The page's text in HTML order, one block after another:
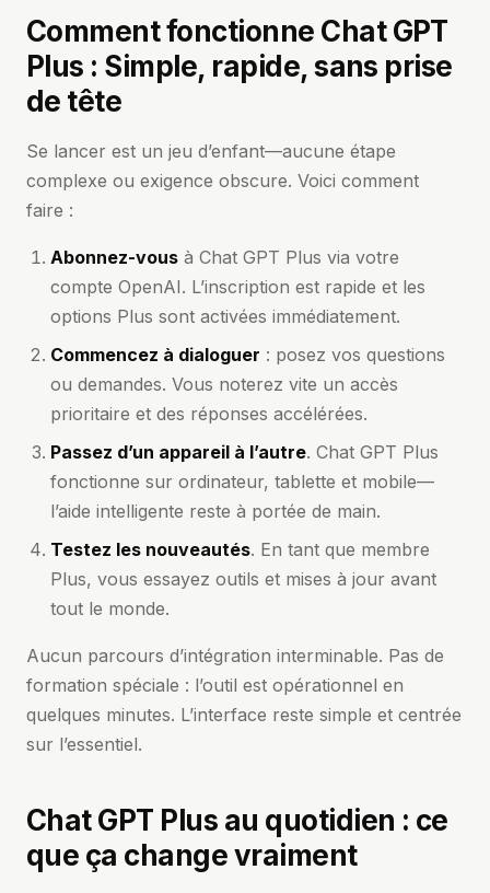
Comment fonctionne Chat GPT
Plus : Simple, rapide, sans prise
de tête
Se lancer est un jeu d’enfant—aucune étape
complexe ou exigence obscure. Voici comment
faire :
Abonnez-vous à Chat GPT Plus via votre
compte OpenAI. L’inscription est rapide et les
options Plus sont activées immédiatement.
Commencez à dialoguer : posez vos questions
ou demandes. Vous noterez vite un accès
prioritaire et des réponses accélérées.
Passez d’un appareil à l’autre. Chat GPT Plus
fonctionne sur ordinateur, tablette et mobile—
l’aide intelligente reste à portée de main.
Testez les nouveautés. En tant que membre
Plus, vous essayez outils et mises à jour avant
tout le monde.
Aucun parcours d’intégration interminable. Pas de
formation spéciale : l’outil est opérationnel en
quelques minutes. L’interface reste simple et centrée
sur l’essentiel.
Chat GPT Plus au quotidien : ce
que ça change vraiment